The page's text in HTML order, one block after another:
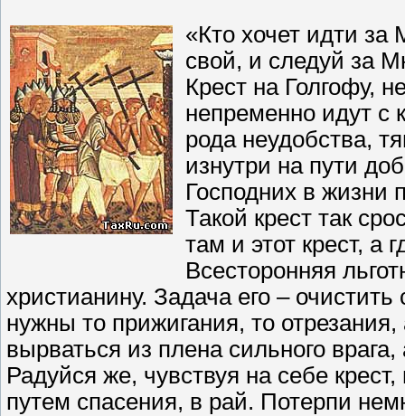
«Кто хочет идти за
свой, и следуй за
Крест на Голгофу,
непременно идут с
рода неудобства,
изнутри на пути
Господних в жизни
Такой крест так
там и этот крест, а
Всесторонняя
христианину. Задача его –
нужны то прижигания, то
вырваться из плена сильного
Радуйся же, чувствуя на себе
путем спасения, в рай. Потерпи